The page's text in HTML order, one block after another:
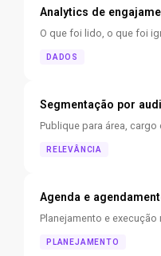
Analytics de
O que foi lido, o que foi
DADOS
Segmentação por
Publique para área,
RELEVÂNCIA
Agenda e
Planejamento e execução
PLANEJAMENTO